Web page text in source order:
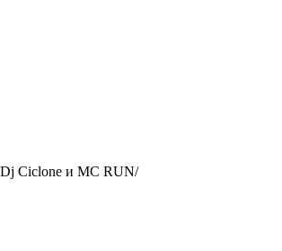
Dj Ciclone и MC RUN/